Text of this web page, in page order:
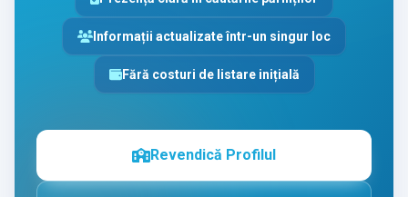
Informații actualizate într-un singur loc
Fără costuri de listare inițială
Revendică Profilul